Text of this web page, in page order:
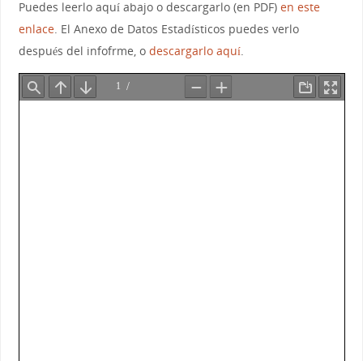
Puedes leerlo aquí abajo o descargarlo (en PDF) en este
enlace. El Anexo de Datos Estadísticos puedes verlo
después del infofrme, o descargarlo aquí.